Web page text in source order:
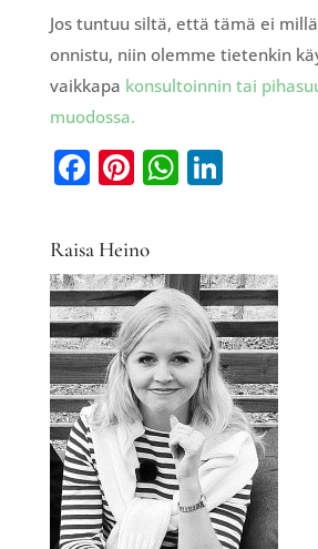
Jos tuntuu siltä, että tämä ei
onnistu, niin olemme tietenkin
vaikkapa konsultoinnin tai
muodossa.
F
c
e
b
o
o
k
Pi
er
e
st
W
s
A
p
p
Li
e
dI
n
Raisa Heino